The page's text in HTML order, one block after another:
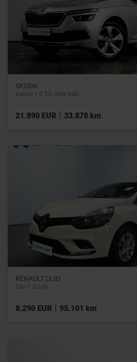
SKODA
Kamiq 1.0 TSI Style DSG
21.890 EUR 33.878 km
RENAULT CLIO
Clio 1.2i Life
8.290 EUR | 95.101 km